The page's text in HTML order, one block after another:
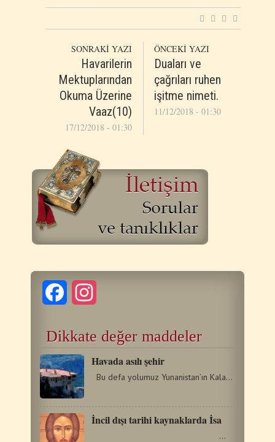
SONRAKİ YAZI
Havarilerin
Mektuplarından
Okuma Üzerine
Vaaz(10)
17/12/2018 - 01:30
ÖNCEKİ YAZI
Duaları ve
çağrıları ruhen
işitme nimeti.
11/12/2018 - 01:30
Facebook
Dikkate değer maddeler
Havada asılı şehir
Bu defa yolumuz Yunanistan’ın Kalambaka şehrinde bulunan…
İncil dışı tarihi kaynaklarda İsa
…